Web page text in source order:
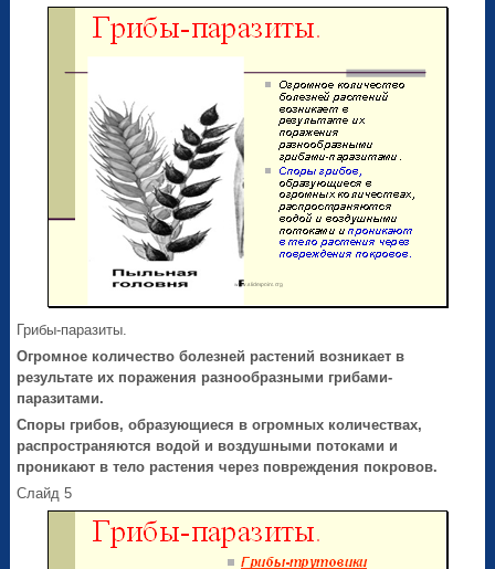
Грибы-паразиты.
Огромное количество болезней растений возникает в
результате их поражения разнообразными грибами-
паразитами.
Споры грибов, образующиеся в огромных количествах,
распространяются водой и воздушными потоками и
проникают в тело растения через повреждения покровов.
Слайд 5